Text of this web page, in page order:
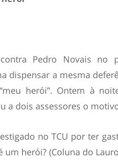
Pedro Novais no
dispensar a mesma
herói”. Ontem à
a dois assessores o
no TCU por ter
um herói? (Coluna do